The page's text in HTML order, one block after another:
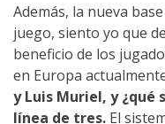
Además, la nueva
juego, siento yo que
beneficio de los
en Europa
y Luis Muriel, y ¿qué
línea de tres. El